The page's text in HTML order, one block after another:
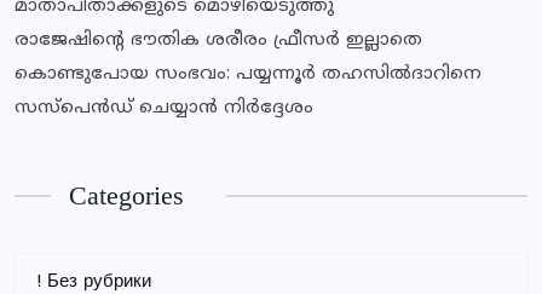
മാതാപിതാക്കളുടെ മൊഴിയെടുത്തു
രാജേഷിന്റെ ഭൗതിക ശരീരം ഫ്രീസര്‍ ഇല്ലാതെ
കൊണ്ടുപോയ സംഭവം: പയ്യന്നൂര്‍ തഹസില്‍ദാറിനെ
സസ്‌പെന്‍ഡ് ചെയ്യാന്‍ നിര്‍ദ്ദേശം
Categories
! Без рубрики